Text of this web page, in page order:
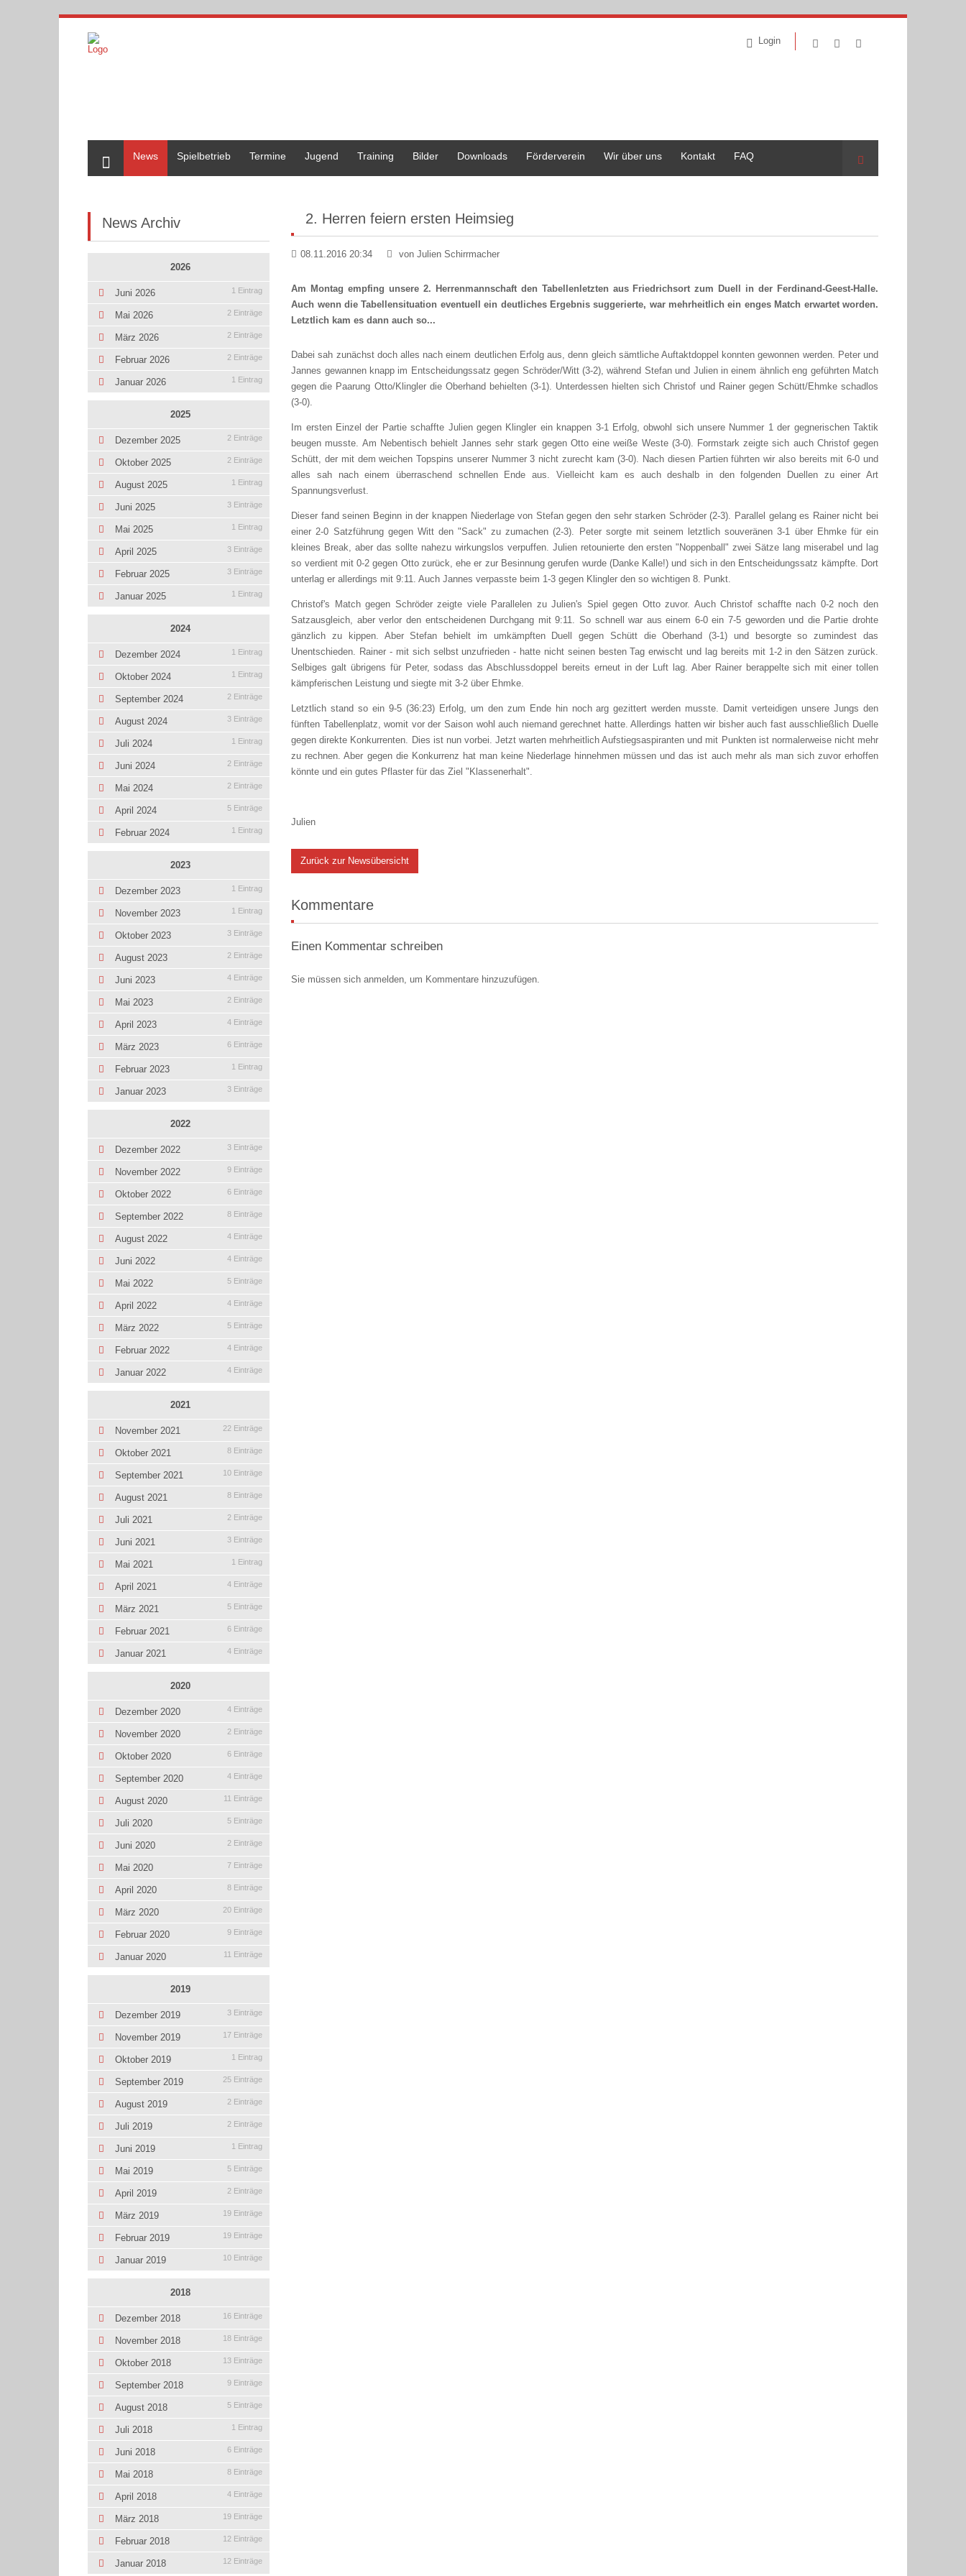
Login
News
Spielbetrieb Termine Jugend Training Bilder Downloads Förderverein Wir über uns Kontakt FAQ Suche
2. Herren feiern ersten Heimsieg
08.11.2016 20:34 von Julien Schirrmacher
Am Montag empfing unsere 2. Herrenmannschaft den Tabellenletzten aus Friedrichsort zum Duell in der Ferdinand-Geest-Halle.
Auch wenn die Tabellensituation eventuell ein deutliches Ergebnis suggerierte, war mehrheitlich ein enges Match erwartet worden.
Letztlich kam es dann auch so...
Dabei sah zunächst doch alles nach einem deutlichen Erfolg aus, denn gleich sämtliche Auftaktdoppel konnten gewonnen werden. Peter und
Jannes gewannen knapp im Entscheidungssatz gegen Schröder/Witt (3-2), während Stefan und Julien in einem ähnlich eng geführten Match
gegen die Paarung Otto/Klingler die Oberhand behielten (3-1). Unterdessen hielten sich Christof und Rainer gegen Schütt/Ehmke schadlos
(3-0).
Im ersten Einzel der Partie schaffte Julien gegen Klingler ein knappen 3-1 Erfolg, obwohl sich unsere Nummer 1 der gegnerischen Taktik
beugen musste. Am Nebentisch behielt Jannes sehr stark gegen Otto eine weiße Weste (3-0). Formstark zeigte sich auch Christof gegen
Schütt, der mit dem weichen Topspins unserer Nummer 3 nicht zurecht kam (3-0). Nach diesen Partien führten wir also bereits mit 6-0 und
alles sah nach einem überraschend schnellen Ende aus. Vielleicht kam es auch deshalb in den folgenden Duellen zu einer Art
Spannungsverlust.
Dieser fand seinen Beginn in der knappen Niederlage von Stefan gegen den sehr starken Schröder (2-3). Parallel gelang es Rainer nicht bei
einer 2-0 Satzführung gegen Witt den "Sack" zu zumachen (2-3). Peter sorgte mit seinem letztlich souveränen 3-1 über Ehmke für ein
kleines Break, aber das sollte nahezu wirkungslos verpuffen. Julien retounierte den ersten "Noppenball" zwei Sätze lang miserabel und lag
so verdient mit 0-2 gegen Otto zurück, ehe er zur Besinnung gerufen wurde (Danke Kalle!) und sich in den Entscheidungssatz kämpfte. Dort
unterlag er allerdings mit 9:11. Auch Jannes verpasste beim 1-3 gegen Klingler den so wichtigen 8. Punkt.
Christof's Match gegen Schröder zeigte viele Parallelen zu Julien's Spiel gegen Otto zuvor. Auch Christof schaffte nach 0-2 noch den
Satzausgleich, aber verlor den entscheidenen Durchgang mit 9:11. So schnell war aus einem 6-0 ein 7-5 geworden und die Partie drohte
gänzlich zu kippen. Aber Stefan behielt im umkämpften Duell gegen Schütt die Oberhand (3-1) und besorgte so zumindest das
Unentschieden. Rainer - mit sich selbst unzufrieden - hatte nicht seinen besten Tag erwischt und lag bereits mit 1-2 in den Sätzen zurück.
Selbiges galt übrigens für Peter, sodass das Abschlussdoppel bereits erneut in der Luft lag. Aber Rainer berappelte sich mit einer tollen
kämpferischen Leistung und siegte mit 3-2 über Ehmke.
Letztlich stand so ein 9-5 (36:23) Erfolg, um den zum Ende hin noch arg gezittert werden musste. Damit verteidigen unsere Jungs den
fünften Tabellenplatz, womit vor der Saison wohl auch niemand gerechnet hatte. Allerdings hatten wir bisher auch fast ausschließlich Duelle
gegen direkte Konkurrenten. Dies ist nun vorbei. Jetzt warten mehrheitlich Aufstiegsaspiranten und mit Punkten ist normalerweise nicht mehr
zu rechnen. Aber gegen die Konkurrenz hat man keine Niederlage hinnehmen müssen und das ist auch mehr als man sich zuvor erhoffen
könnte und ein gutes Pflaster für das Ziel "Klassenerhalt".
Julien
Zurück zur Newsübersicht
Kommentare
Einen Kommentar schreiben
Sie müssen sich anmelden, um Kommentare hinzuzufügen.
News Archiv
2026
Juni 2026 1 Eintrag
Mai 2026 2 Einträge
März 2026 2 Einträge
Februar 2026 2 Einträge
Januar 2026 1 Eintrag
2025
Dezember 2025 2 Einträge
Oktober 2025 2 Einträge
August 2025 1 Eintrag
Juni 2025 3 Einträge
Mai 2025 1 Eintrag
April 2025 3 Einträge
Februar 2025 3 Einträge
Januar 2025 1 Eintrag
2024
Dezember 2024 1 Eintrag
Oktober 2024 1 Eintrag
September 2024 2 Einträge
August 2024 3 Einträge
Juli 2024 1 Eintrag
Juni 2024 2 Einträge
Mai 2024 2 Einträge
April 2024 5 Einträge
Februar 2024 1 Eintrag
2023
Dezember 2023 1 Eintrag
November 2023 1 Eintrag
Oktober 2023 3 Einträge
August 2023 2 Einträge
Juni 2023 4 Einträge
Mai 2023 2 Einträge
April 2023 4 Einträge
März 2023 6 Einträge
Februar 2023 1 Eintrag
Januar 2023 3 Einträge
2022
Dezember 2022 3 Einträge
November 2022 9 Einträge
Oktober 2022 6 Einträge
September 2022 8 Einträge
August 2022 4 Einträge
Juni 2022 4 Einträge
Mai 2022 5 Einträge
April 2022 4 Einträge
März 2022 5 Einträge
Februar 2022 4 Einträge
Januar 2022 4 Einträge
2021
November 2021 22 Einträge
Oktober 2021 8 Einträge
September 2021 10 Einträge
August 2021 8 Einträge
Juli 2021 2 Einträge
Juni 2021 3 Einträge
Mai 2021 1 Eintrag
April 2021 4 Einträge
März 2021 5 Einträge
Februar 2021 6 Einträge
Januar 2021 4 Einträge
2020
Dezember 2020 4 Einträge
November 2020 2 Einträge
Oktober 2020 6 Einträge
September 2020 4 Einträge
August 2020 11 Einträge
Juli 2020 5 Einträge
Juni 2020 2 Einträge
Mai 2020 7 Einträge
April 2020 8 Einträge
März 2020 20 Einträge
Februar 2020 9 Einträge
Januar 2020 11 Einträge
2019
Dezember 2019 3 Einträge
November 2019 17 Einträge
Oktober 2019 1 Eintrag
September 2019 25 Einträge
August 2019 2 Einträge
Juli 2019 2 Einträge
Juni 2019 1 Eintrag
Mai 2019 5 Einträge
April 2019 2 Einträge
März 2019 19 Einträge
Februar 2019 19 Einträge
Januar 2019 10 Einträge
2018
Dezember 2018 16 Einträge
November 2018 18 Einträge
Oktober 2018 13 Einträge
September 2018 9 Einträge
August 2018 5 Einträge
Juli 2018 1 Eintrag
Juni 2018 6 Einträge
Mai 2018 8 Einträge
April 2018 4 Einträge
März 2018 19 Einträge
Februar 2018 12 Einträge
Januar 2018 12 Einträge